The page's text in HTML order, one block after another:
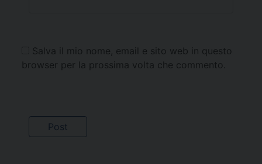
Salva il mio nome, email e sito web in questo
browser per la prossima volta che commento.